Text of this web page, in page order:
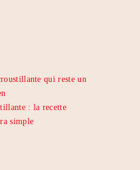
qui reste un
: la recette
simple